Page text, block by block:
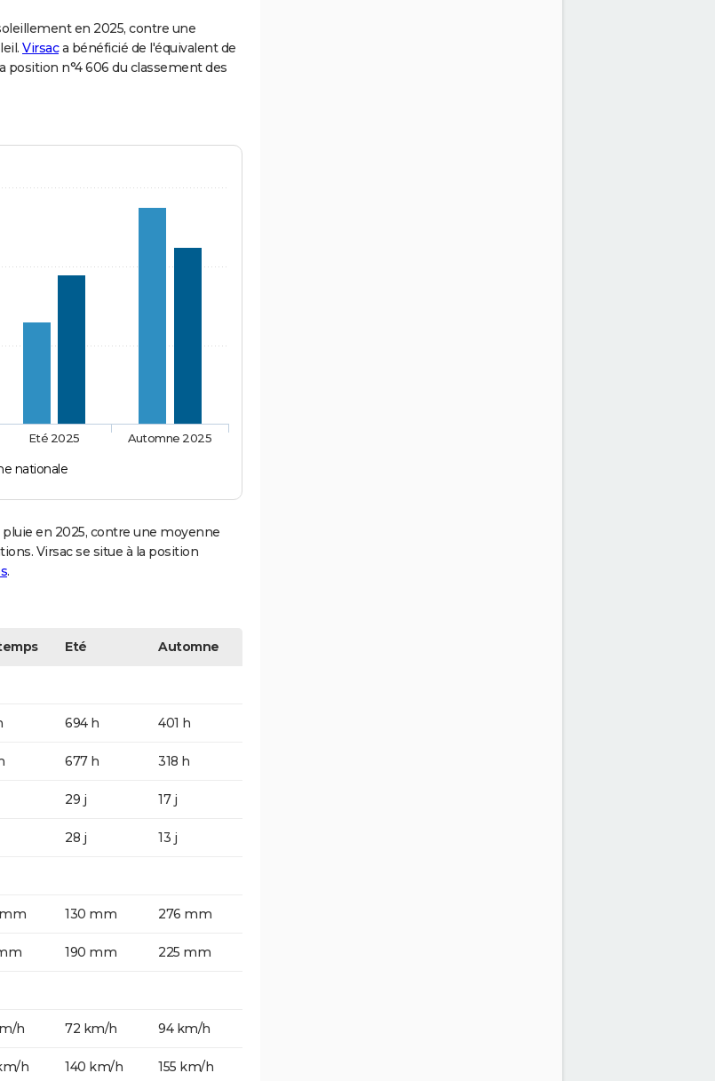
en 2025, contre une
Virsaca bénéficié de l'équivalent de
position n°4 606 du classement des
nationale
Eté 2025 Automne 2025
en 2025, contre une moyenne
Virsac se situe à la position
.
Eté Automne
694 h 401 h
677 h 318 h
29 j 17 j
28 j 13 j
130 mm 276 mm
190 mm 225 mm
h 72 km/h 94 km/h
h 140 km/h 155 km/h